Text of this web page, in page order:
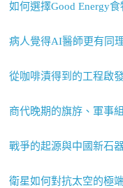
如何選擇Good Energy
病人覺得AI醫師更有同
從咖啡漬得到的工程啟
商代晚期的旗斿、軍事
戰爭的起源與中國新石
衛星如何對抗太空的極